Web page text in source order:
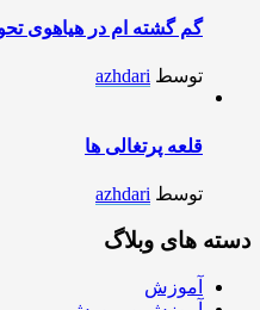
گم گشته ام در هیاهوی
توسط azhdari
قلعه پرتغالی ها
توسط azhdari
دسته های وبلاگ
آموزش